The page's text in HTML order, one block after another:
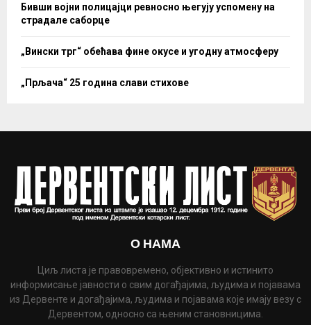
Бивши војни полицајци ревносно његују успомену на
страдале саборце
„Вински трг“ обећава фине окусе и угодну атмосферу
„Прљача“ 25 година слави стихове
О НАМА
Циљ листа је правовремено, објективно и истинито
информисање јавности о свим догађајима, људима и појавама
из Дервенте и догађајима, људима и појавама које имају везу с
Дервентом, односно са њеним становницима.